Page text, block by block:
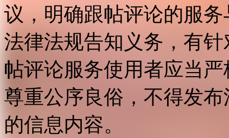
议，明确跟帖评论的服
法律法规告知义务，有
帖评论服务使用者应当
尊重公序良俗，不得发
的信息内容。